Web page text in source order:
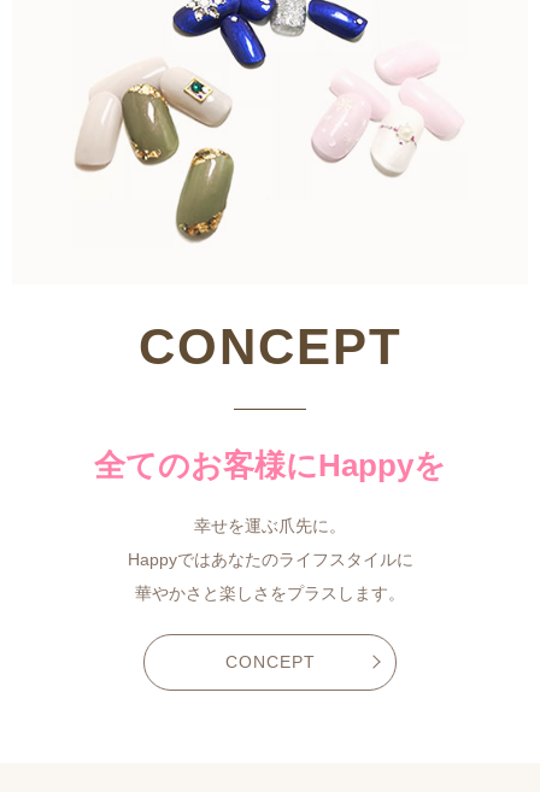
CONCEPT
全てのお客様にHappyを
幸せを運ぶ爪先に。
Happyではあなたのライフスタイルに
華やかさと楽しさをプラスします。
CONCEPT